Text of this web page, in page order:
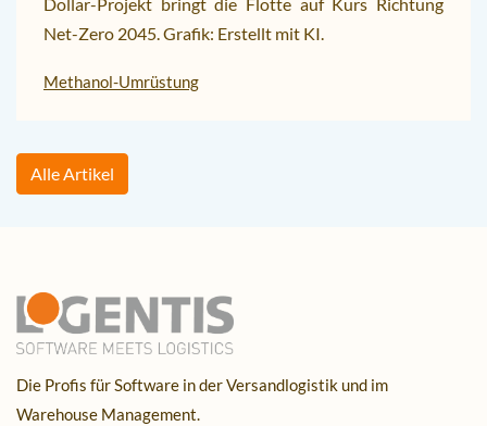
Net-Zero 2045. Grafik: Erstellt mit KI.
Methanol-Umrüstung
Alle Artikel
Die Profis für Software in der Versandlogistik und im
Warehouse Management.